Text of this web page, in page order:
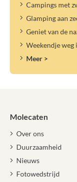
Campings met
Glamping aan
Geniet van de
Weekendje weg
Meer >
Molecaten
Over ons
Duurzaamheid
Nieuws
Fotowedstrijd